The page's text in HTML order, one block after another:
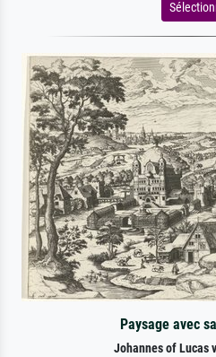
Paysage avec
Johannes of Lucas